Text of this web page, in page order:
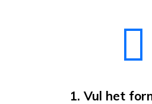
1. Vul het